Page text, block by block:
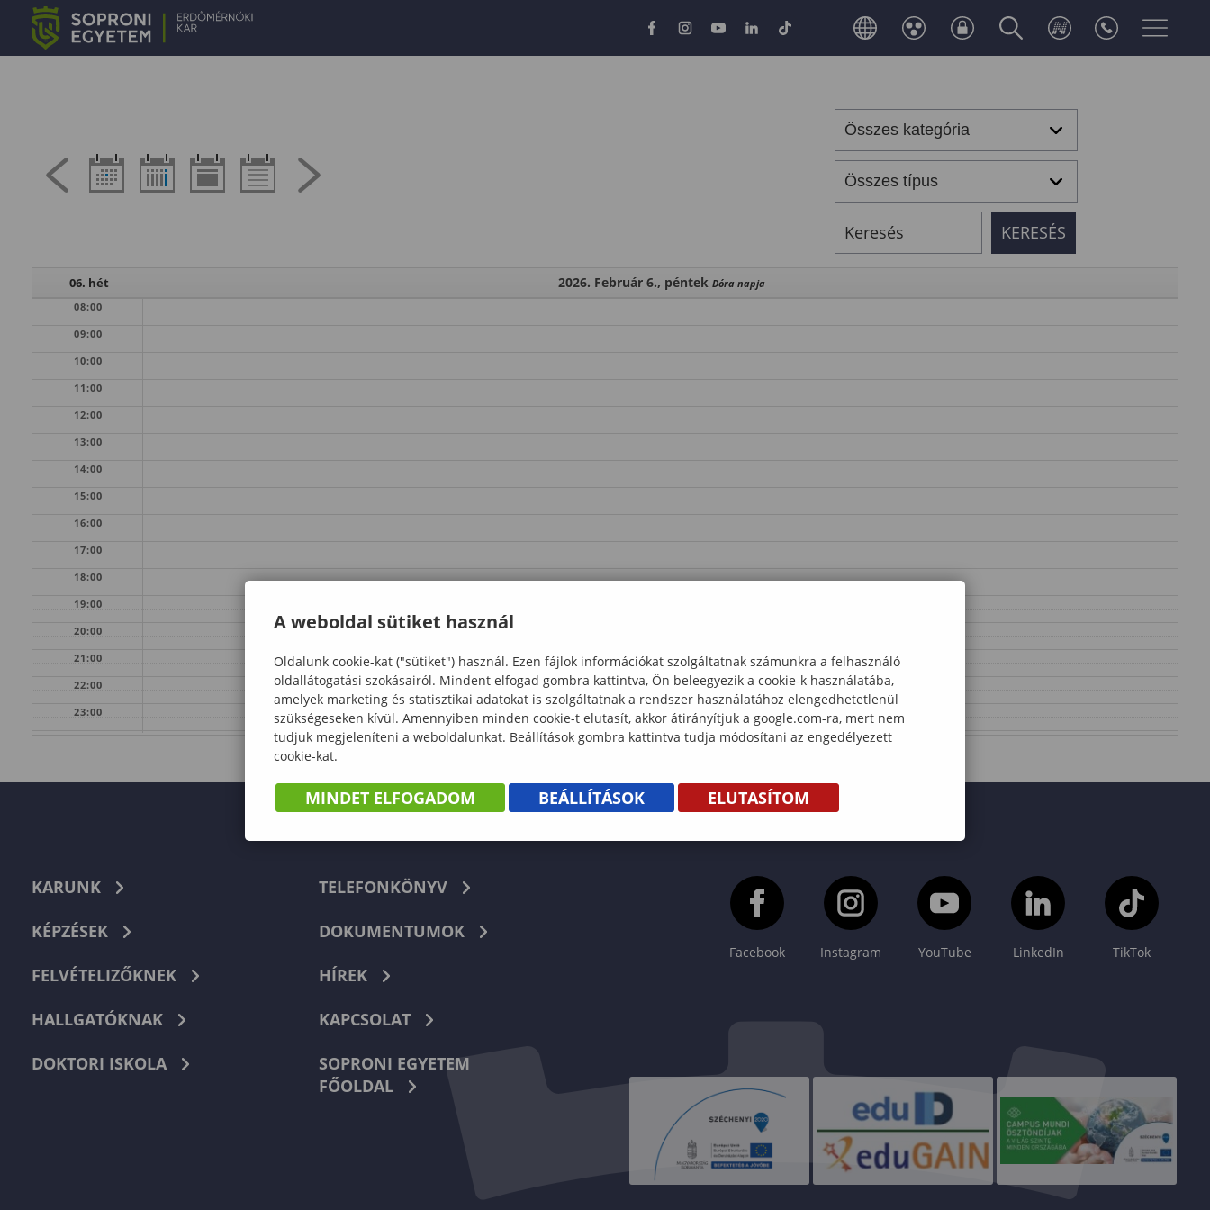
06. hét 2026. Február 6., péntek Dóra napja
08:00
09:00
10:00
11:00
12:00
13:00
14:00
15:00
16:00
17:00
18:00
19:00
20:00
21:00
22:00
23:00
KARUNK
KÉPZÉSEK
FELVÉTELIZŐKNEK
HALLGATÓKNAK
DOKTORI ISKOLA
TELEFONKÖNYV
DOKUMENTUMOK
HÍREK
KAPCSOLAT
SOPRONI EGYETEM
FŐOLDAL
Facebook Instagram YouTube LinkedIn TikTok
A weboldal sütiket használ
Oldalunk cookie-kat ("sütiket") használ. Ezen fájlok információkat szolgáltatnak számunkra a felhasználó
oldallátogatási szokásairól. Mindent elfogad gombra kattintva, Ön beleegyezik a cookie-k használatába,
amelyek marketing és statisztikai adatokat is szolgáltatnak a rendszer használatához elengedhetetlenül
szükségeseken kívül. Amennyiben minden cookie-t elutasít, akkor átirányítjuk a google.com-ra, mert nem
tudjuk megjeleníteni a weboldalunkat. Beállítások gombra kattintva tudja módosítani az engedélyezett
cookie-kat.
MINDET ELFOGADOM BEÁLLÍTÁSOK ELUTASÍTOM